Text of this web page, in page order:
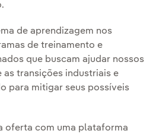
de aprendizagem nos
de treinamento e
que buscam ajudar nossos
transições industriais e
para mitigar seus possíveis
oferta com uma plataforma